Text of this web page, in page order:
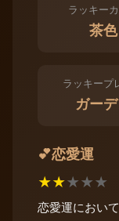
ラッキー
茶色
ラッキープ
ガー
💕恋愛運
★★★★★
恋愛運におい